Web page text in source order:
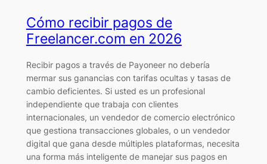
Cómo recibir pagos de
Freelancer.com en 2026
Recibir pagos a través de Payoneer no debería
mermar sus ganancias con tarifas ocultas y tasas de
cambio deficientes. Si usted es un profesional
independiente que trabaja con clientes
internacionales, un vendedor de comercio electrónico
que gestiona transacciones globales, o un vendedor
digital que gana desde múltiples plataformas, necesita
una forma más inteligente de manejar sus pagos en